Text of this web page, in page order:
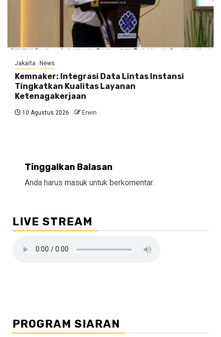
Jakarta News
Kemnaker: Integrasi Data Lintas Instansi
Tingkatkan Kualitas Layanan
Ketenagakerjaan
10 Agustus 2026 Erwin
Tinggalkan Balasan
Anda harus masuk untuk berkomentar.
LIVE STREAM
PROGRAM SIARAN